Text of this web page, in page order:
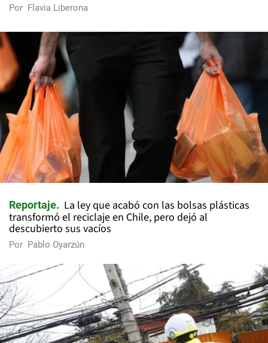
Por Flavia Liberona
Reportaje
La ley que acabó con las bolsas plásticas
transformó el reciclaje en Chile, pero dejó al
descubierto sus vacíos
Por Pablo Oyarzún